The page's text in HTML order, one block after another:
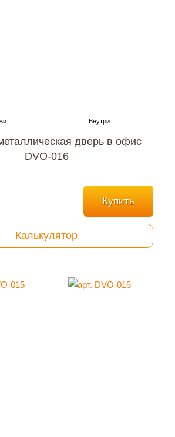
дверь в офис
DVO-016
Купить
Калькулятор